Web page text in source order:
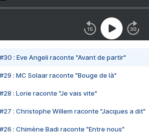
#30 : Eve Angeli raconte "Avant de partir"
#29 : MC Solaar raconte "Bouge de là"
#28 : Lorie raconte "Je vais vite"
#27 : Christophe Willem raconte "Jacques a dit"
#26 : Chimène Badi raconte "Entre nous"